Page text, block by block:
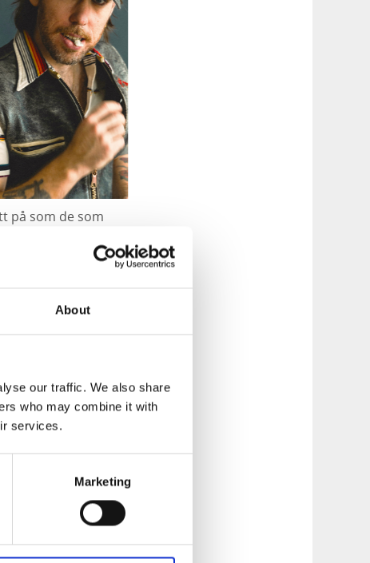
About
our traffic. We also share
who may combine it with
services.
Marketing
på som de som
konserten, og en